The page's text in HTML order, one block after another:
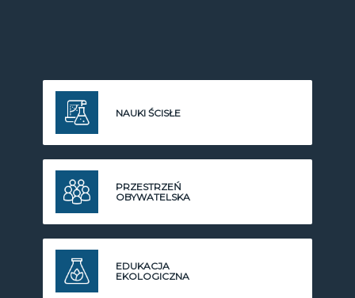
NAUKI ŚCISŁE
PRZESTRZEŃ
OBYWATELSKA
EDUKACJA
EKOLOGICZNA